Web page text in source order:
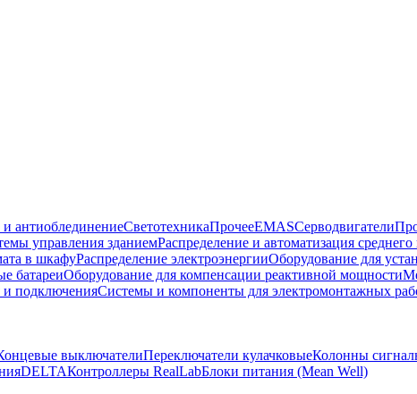
антиоблединениеСветотехникаПрочееEMASCерводвигатели
управления зданиемРаспределение и автоматизация
в шкафуРаспределение электроэнергииОборудование для
батареиОборудование для компенсации реактивной мощности
и подключенияСистемы и компоненты для электромонтажных
выключателиПереключатели кулачковыеКолонны
DELTAКонтроллеры RealLabБлоки питания (Mean Well)